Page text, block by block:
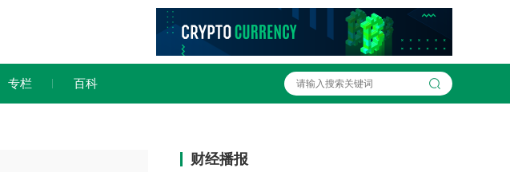
专栏 百科
财经播报